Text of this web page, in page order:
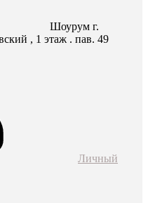
Шоурум г.
, 1 этаж . пав. 49
Личный